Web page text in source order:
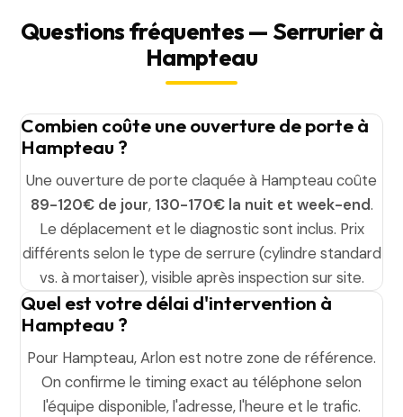
Questions fréquentes — Serrurier à
Hampteau
Combien coûte une ouverture de porte à
Hampteau ?
Une ouverture de porte claquée à Hampteau coûte
89-120€ de jour, 130-170€ la nuit et week-end.
Le déplacement et le diagnostic sont inclus. Prix
différents selon le type de serrure (cylindre standard
vs. à mortaiser), visible après inspection sur site.
Quel est votre délai d'intervention à
Hampteau ?
Pour Hampteau, Arlon est notre zone de référence.
On confirme le timing exact au téléphone selon
l'équipe disponible, l'adresse, l'heure et le trafic.